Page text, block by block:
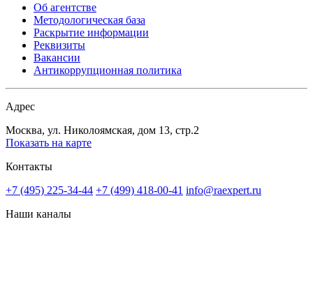
Об агентстве
Методологическая база
Раскрытие информации
Реквизиты
Вакансии
Антикоррупционная политика
Адрес
Москва, ул. Николоямская, дом 13, стр.2
Показать на карте
Контакты
+7 (495) 225-34-44 +7 (499) 418-00-41 info@raexpert.ru
Наши каналы